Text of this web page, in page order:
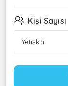
Kişi Sayısı